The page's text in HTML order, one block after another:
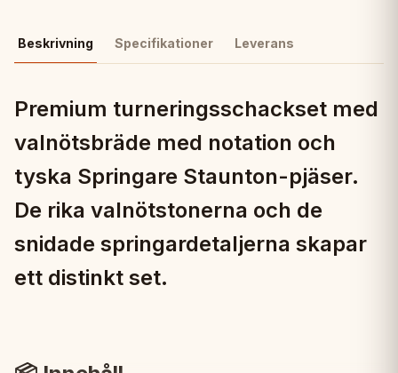
Beskrivning Specifikationer Leverans
Premium turneringsschackset med
valnötsbräde med notation och
tyska Springare Staunton-pjäser.
De rika valnötstonerna och de
snidade springardetaljerna skapar
ett distinkt set.